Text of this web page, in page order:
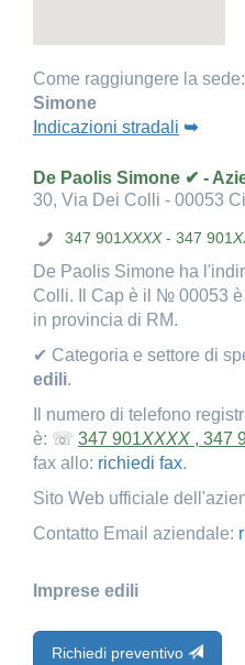
Come raggiungere la sede:
Simone
Indicazioni stradali ➥
De Paolis Simone ✔ -
30, Via Dei Colli - 00053
347 901XXXX- 347 901
De Paolis Simone ha
Colli. Il Cap è il № 00053
in provincia di RM.
✔ Categoria e settore di
edili.
Il numero di telefono
è: ☏ 347 901XXXX , 347
fax allo: richiedi fax.
Sito Web ufficiale
Contatto Email aziendale:
Imprese edili
Richiedi preventivo